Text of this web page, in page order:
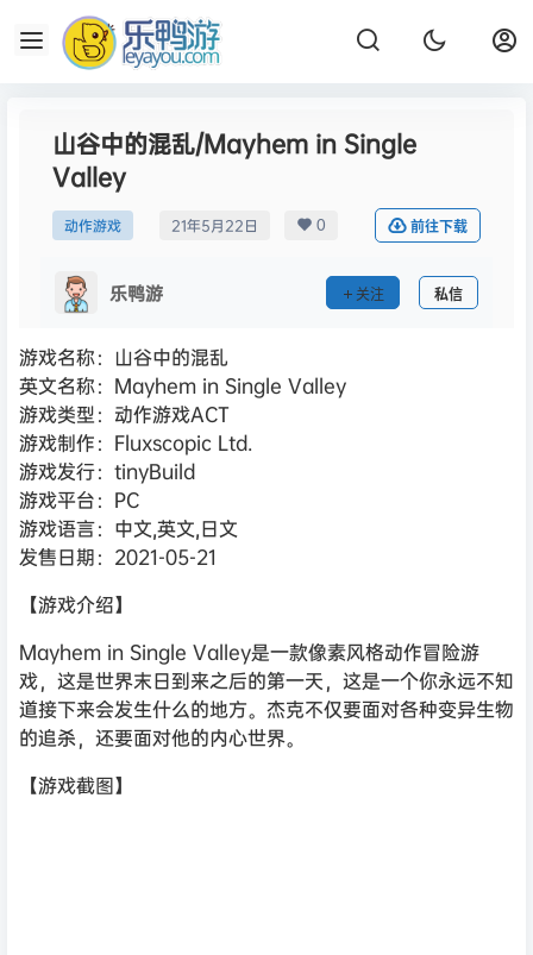
山谷中的混乱/Mayhem in Single
Valley
动作游戏 21年5月22日 0 前往下载
乐鸭游 关注 私信
游戏名称：山谷中的混乱
英文名称：Mayhem in Single Valley
游戏类型：动作游戏ACT
游戏制作：Fluxscopic Ltd.
游戏发行：tinyBuild
游戏平台：PC
游戏语言：中文,英文,日文
发售日期：2021-05-21
【游戏介绍】
Mayhem in Single Valley是一款像素风格动作冒险游
戏，这是世界末日到来之后的第一天，这是一个你永远不知
道接下来会发生什么的地方。杰克不仅要面对各种变异生物
的追杀，还要面对他的内心世界。
【游戏截图】